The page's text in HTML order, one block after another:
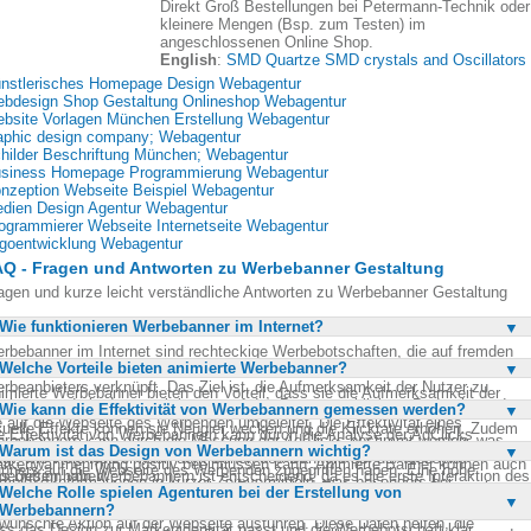
Direkt Groß Bestellungen bei Petermann-Technik oder
kleinere Mengen (Bsp. zum Testen) im
angeschlossenen Online Shop.
English: SMD Quartze SMD crystals and Oscillators
Homepage Design Webagentur
Shop Gestaltung Onlineshop Webagentur
Vorlagen München Erstellung Webagentur
design company; Webagentur
Beschriftung München; Webagentur
Homepage Programmierung Webagentur
Webseite Beispiel Webagentur
Design Agentur Webagentur
Webseite Internetseite Webagentur
Webagentur
- Fragen und Antworten zu Werbebanner Gestaltung
und kurze leicht verständliche Antworten zu Werbebanner Gestaltung
Wie funktionieren Werbebanner im Internet?
im Internet sind rechteckige Werbebotschaften, die auf fremden
platziert werden. Sie sind oft animiert und mit der Webseite des
verknüpft. Das Ziel ist, die Aufmerksamkeit der Nutzer zu
und sie dazu zu bringen, auf den Banner zu klicken. Dadurch werden
auf die Webseite des Werbenden umgeleitet. Die Effektivität eines
kann durch die Messung der AdClicks bestimmt werden, was
wie viele Nutzer nach dem Sehen des Banners auf die Webseite
haben.
Welche Vorteile bieten animierte Werbebanner?
Werbebanner bieten den Vorteil, dass sie die Aufmerksamkeit der
stärker auf sich ziehen als statische Banner. Durch Bewegung und
Effekte können sie Neugier wecken und die Klickrate erhöhen. Zudem
sie eine kreativere Darstellung der Werbebotschaft, was die
positiv beeinflussen kann. Animierte Banner können auch
Informationen in kurzer Zeit vermitteln, was besonders bei
Produkten von Vorteil ist.
Wie kann die Effektivität von Werbebannern gemessen werden?
Effektivität von Werbebannern kann durch die Analyse der AdClicks
werden. Diese Metrik zeigt, wie viele Nutzer nach dem Sehen des
auf die Webseite des Werbenden zugegriffen haben. Eine hohe
deutet auf ein erfolgreiches Banner hin. Zudem können Conversion-
analysiert werden, um zu sehen, wie viele der Besucher tatsächlich eine
Aktion auf der Webseite ausführen. Diese Daten helfen, die
Warum ist das Design von Werbebannern wichtig?
Design von Werbebannern ist entscheidend, da es die erste Interaktion des
mit der Marke darstellt. Ein ansprechendes und gut gestaltetes Banner
die Aufmerksamkeit auf sich und kann die Klickrate erhöhen. Es ist
Welche Rolle spielen Agenturen bei der Erstellung von
Werbebannern?